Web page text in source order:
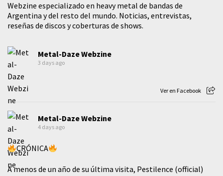
Webzine especializado en heavy metal de bandas de
Argentina y del resto del mundo. Noticias, entrevistas,
reseñas de discos y coberturas de shows.
Metal-Daze Webzine
3 days ago
Ver en Facebook
Metal-Daze Webzine
4 days ago
CRÓNICA
A menos de un año de su última visita, Pestilence (official)